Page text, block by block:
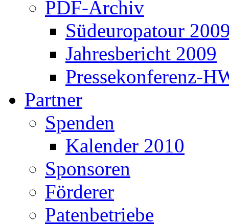
PDF-Archiv
Südeuropatour
Jahresbericht 2009
Pressekonferenz-
Partner
Spenden
Kalender 2010
Sponsoren
Förderer
Patenbetriebe